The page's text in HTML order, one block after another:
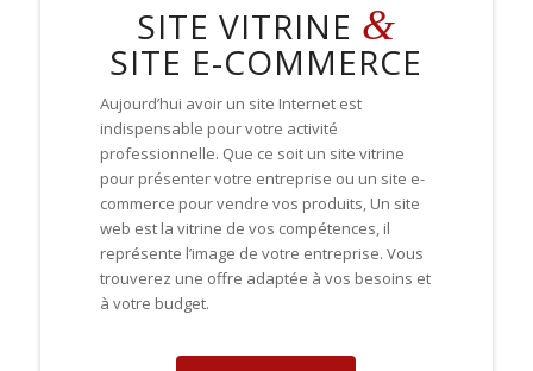
Référencement Naturel
Pourquoi vouloir payer trop cher ailleurs ?
SITE VITRINE &
SITE E-COMMERCE
Aujourd’hui avoir un site Internet est
indispensable pour votre activité
professionnelle. Que ce soit un site vitrine
pour présenter votre entreprise ou un site e-
commerce pour vendre vos produits, Un site
web est la vitrine de vos compétences, il
représente l’image de votre entreprise. Vous
trouverez une offre adaptée à vos besoins et
à votre budget.